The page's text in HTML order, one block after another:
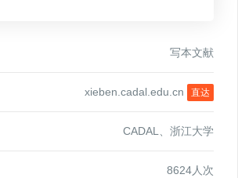
写本文献
xieben.cadal.edu.cn 直达
CADAL、浙江大学
8624人次